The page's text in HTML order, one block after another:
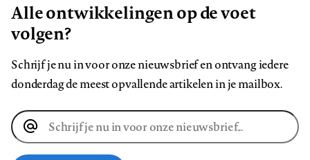
Alle ontwikkelingen op de voet
volgen?
Schrijf je nu in voor onze nieuwsbrief en ontvang iedere
donderdag de meest opvallende artikelen in je mailbox.
E-
mailadres